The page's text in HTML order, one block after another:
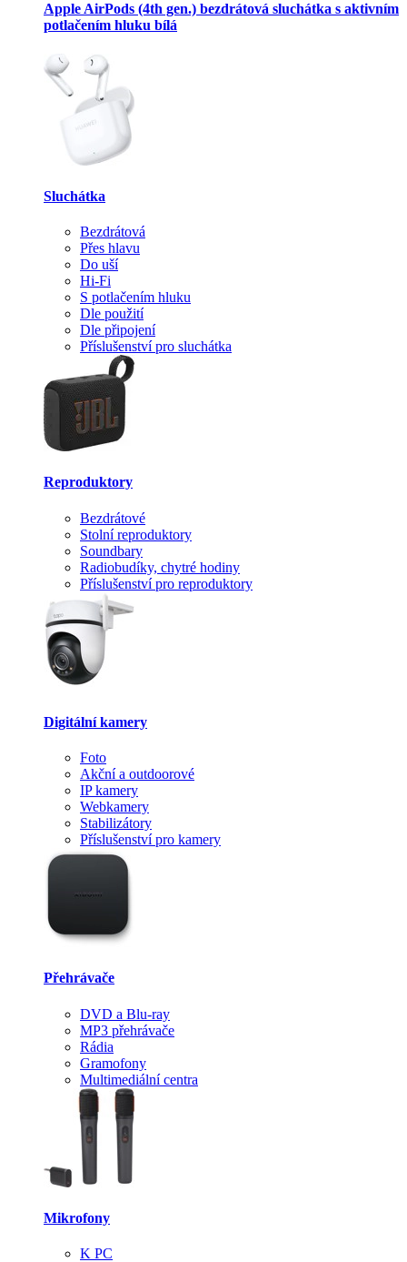
Apple AirPods (4th gen.) bezdrátová sluchátka s aktivním
potlačením hluku bílá
Sluchátka
Bezdrátová
Přes hlavu
Do uší
Hi-Fi
S potlačením hluku
Dle použití
Dle připojení
Příslušenství pro sluchátka
Reproduktory
Bezdrátové
Stolní reproduktory
Soundbary
Radiobudíky, chytré hodiny
Příslušenství pro reproduktory
Digitální kamery
Foto
Akční a outdoorové
IP kamery
Webkamery
Stabilizátory
Příslušenství pro kamery
Přehrávače
DVD a Blu-ray
MP3 přehrávače
Rádia
Gramofony
Multimediální centra
Mikrofony
K PC